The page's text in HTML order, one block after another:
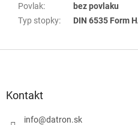
Povlak:
bez povlaku
Typ stopky: DIN 6535 Form
Kontakt
info@datron.sk